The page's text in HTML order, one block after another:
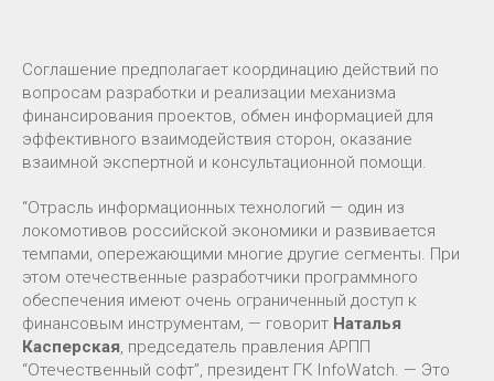
Соглашение предполагает координацию действий по
вопросам разработки и реализации механизма
финансирования проектов, обмен информацией для
эффективного взаимодействия сторон, оказание
взаимной экспертной и консультационной помощи.
“Отрасль информационных технологий — один из
локомотивов российской экономики и развивается
темпами, опережающими многие другие сегменты. При
этом отечественные разработчики программного
обеспечения имеют очень ограниченный доступ к
финансовым инструментам, — говорит Наталья
Касперская , председатель правления АРПП
“Отечественный софт”, президент ГК InfoWatch. — Это